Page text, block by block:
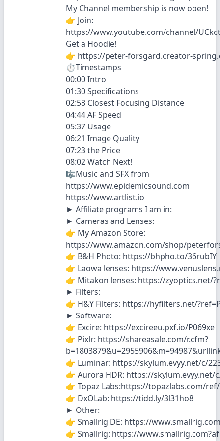
My Channel membership is now open!
👉 Join:
https://www.youtube.com/channel/
Get a Hoodie!
👉 https://peter-forsgard.creator-
⏱Timestamps
00:00 Intro
01:30 Specifications
02:58 Closest Focusing Distance
04:44 AF Speed
05:37 Usage
06:21 Image Quality
07:23 the Price
08:02 Watch Next!
🎼Music and SFX from
https://www.epidemicsound.com
https://www.artlist.io
► Affiliate programs I am in:
► Cameras and Lenses:
👉 My Amazon Store:
https://www.amazon.com/shop/
👉 B&H Photo: https://bhpho.to/36rubIY
👉 Laowa lenses: https://
👉 Mitakon lenses: https://zyoptics.net/
► Filters:
👉 H&Y Filters: https://hyfilters.net/
► Software:
👉 Excire: https://excireeu.pxf.io/P069xe
👉 Pixlr: https://shareasale.com/r.cfm?
👉 Luminar: https://skylum.evyy.net/c/
👉 Aurora HDR: https://skylum.evyy.net/
👉 Topaz Labs:https://topazlabs.com/
👉 DxOLab: https://tidd.ly/3l31ho8
► Other:
👉 Smallrig DE: https://
👉 Smallrig: https://